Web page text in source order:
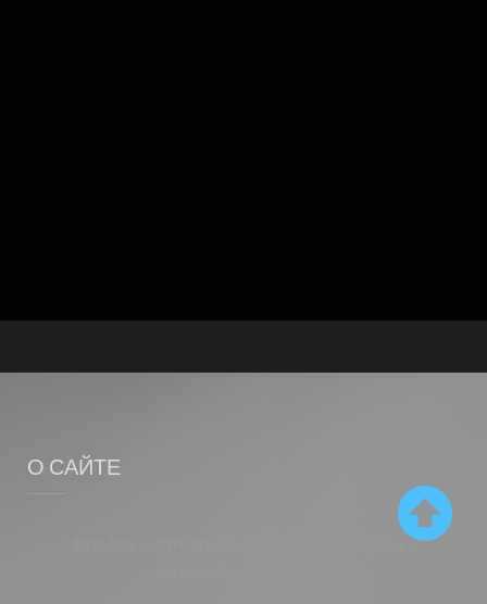
О САЙТЕ
Фото-блог о путешествиях по Израилю и миру. Пешие и